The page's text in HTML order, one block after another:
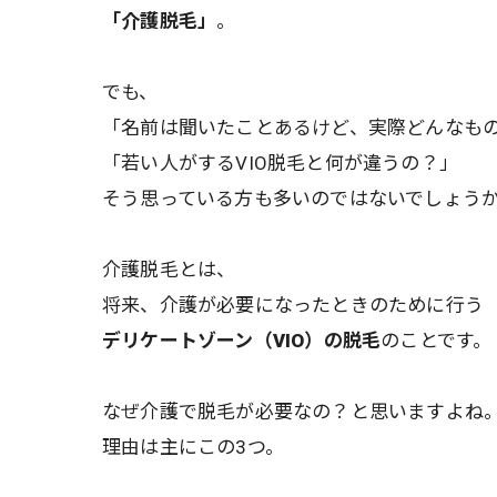
「介護脱毛」 。
でも、
「名前は聞いたことあるけど、実際どんなもの
「若い人がするVIO脱毛と何が違うの？」
そう思っている方も多いのではないでしょうか
介護脱毛とは、
将来、介護が必要になったときのために行う
デリケートゾーン（VIO）の脱毛のことです。
なぜ介護で脱毛が必要なの？と思いますよね。
理由は主にこの3つ。